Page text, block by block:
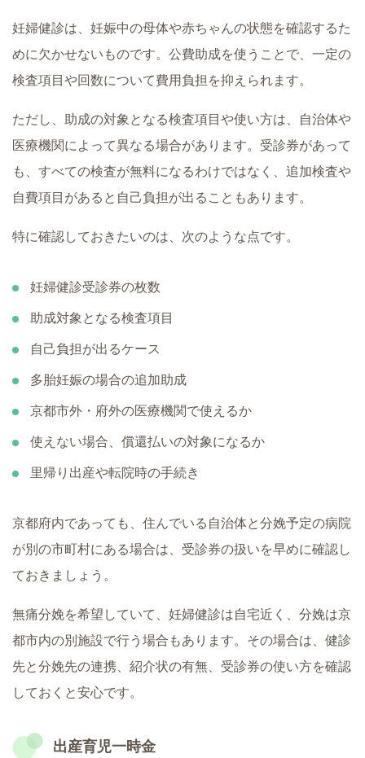
妊婦健診は、妊娠中の母体や赤ちゃんの状態を確認するた
めに欠かせないものです。公費助成を使うことで、一定の
検査項目や回数について費用負担を抑えられます。
ただし、助成の対象となる検査項目や使い方は、自治体や
医療機関によって異なる場合があります。受診券があって
も、すべての検査が無料になるわけではなく、追加検査や
自費項目があると自己負担が出ることもあります。
特に確認しておきたいのは、次のような点です。
妊婦健診受診券の枚数
助成対象となる検査項目
自己負担が出るケース
多胎妊娠の場合の追加助成
京都市外・府外の医療機関で使えるか
使えない場合、償還払いの対象になるか
里帰り出産や転院時の手続き
京都府内であっても、住んでいる自治体と分娩予定の病院
が別の市町村にある場合は、受診券の扱いを早めに確認し
ておきましょう。
無痛分娩を希望していて、妊婦健診は自宅近く、分娩は京
都市内の別施設で行う場合もあります。その場合は、健診
先と分娩先の連携、紹介状の有無、受診券の使い方を確認
しておくと安心です。
出産育児一時金